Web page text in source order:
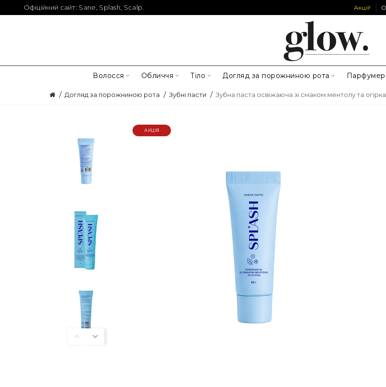
Офіційний сайт: Sane Splash Scalp Акції!
Волосся Обличчя Тіло Догляд за порожниною рота
Догляд за порожниною рота Зубні пасти Зубна паста освіжаюча зі смаком ментолу та
АКЦІЯ